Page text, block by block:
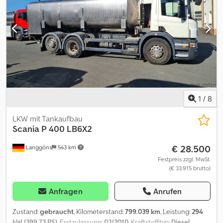
1 / 8
Langgöns 543 km
LKW mit Tankaufbau
Scania P 400 LB6X2
€ 28.500
Festpreis zzgl. MwSt.
(€ 33.915 brutto)
Anfragen Anrufen
Zustand:gebraucht, Kilometerstand:799.039 km, Leistung:294